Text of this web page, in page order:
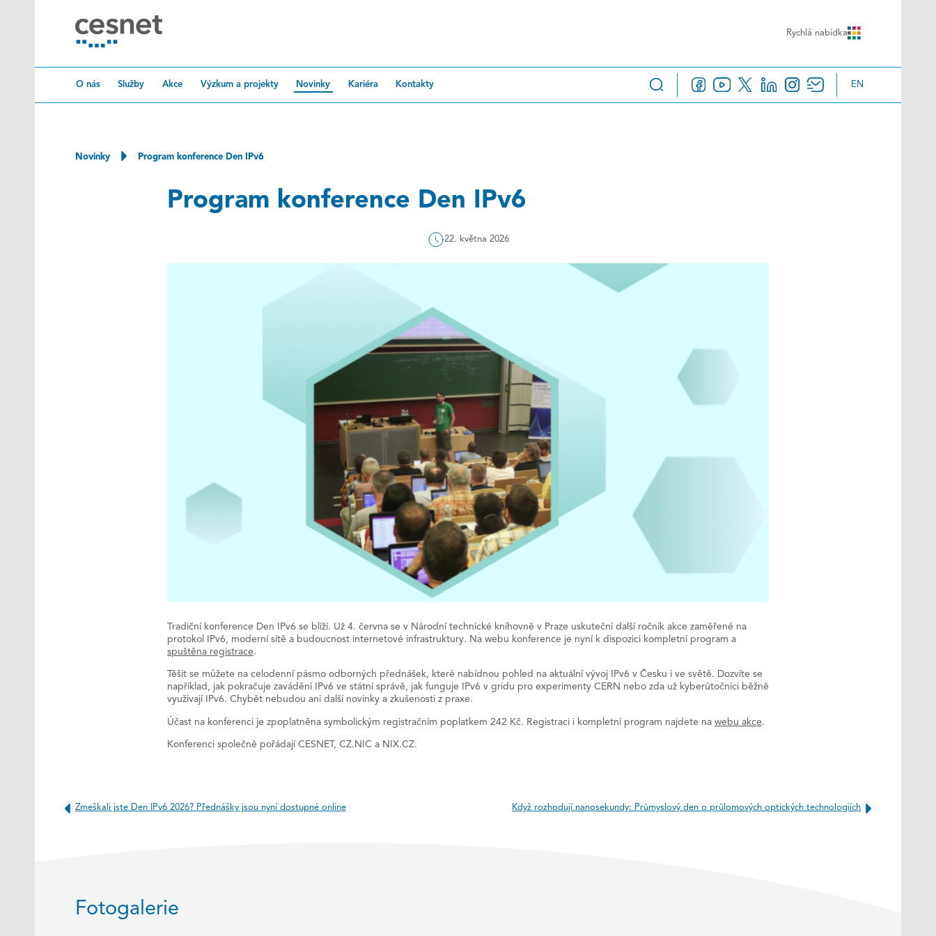
Přeskočit na obsah Rychlá nabídka
O nás Služby Akce Výzkum a projekty Novinky Kariéra Kontakty EN
Novinky Program konference Den IPv6
Program konference Den IPv6
22. května 2026
Tradiční konference Den IPv6 se blíží. Už 4. června se v Národní technické knihovně v Praze uskuteční další ročník akce zaměřené na
protokol IPv6, moderní sítě a budoucnost internetové infrastruktury. Na webu konference je nyní k dispozici kompletní program a
spuštěna registrace.
Těšit se můžete na celodenní pásmo odborných přednášek, které nabídnou pohled na aktuální vývoj IPv6 v Česku i ve světě. Dozvíte se
například, jak pokračuje zavádění IPv6 ve státní správě, jak funguje IPv6 v gridu pro experimenty CERN nebo zda už kyberútočníci běžně
využívají IPv6. Chybět nebudou ani další novinky a zkušenosti z praxe.
Účast na konferenci je zpoplatněna symbolickým registračním poplatkem 242 Kč. Registraci i kompletní program najdete na webu akce.
Konferenci společně pořádají CESNET, CZ.NIC a NIX.CZ.
Zmeškali jste Den IPv6 2026? Přednášky jsou nyní dostupné online Když rozhodují nanosekundy: Průmyslový den o průlomových optických technologiích
Fotogalerie